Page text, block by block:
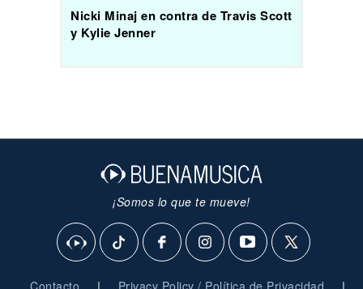
Nicki Minaj en contra de Travis Scott
y Kylie Jenner
¡Somos lo que te mueve!
| |